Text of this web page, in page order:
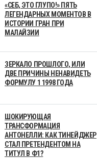
«СЕБ, ЭТО ГЛУПО!» ПЯТЬ
ЛЕГЕНДАРНЫХ МОМЕНТОВ В
ИСТОРИИ ГРАН ПРИ
МАЛАЙЗИИ
ЗЕРКАЛО ПРОШЛОГО, ИЛИ
ДВЕ ПРИЧИНЫ НЕНАВИДЕТЬ
ФОРМУЛУ 1 1998 ГОДА
ШОКИРУЮЩАЯ
ТРАНСФОРМАЦИЯ
АНТОНЕЛЛИ: КАК ТИНЕЙДЖЕР
СТАЛ ПРЕТЕНДЕНТОМ НА
ТИТУЛ В Ф1?